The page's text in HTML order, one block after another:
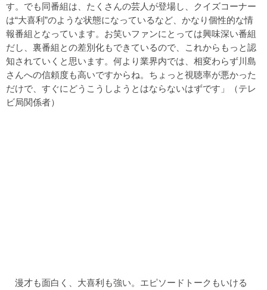
す。でも同番組は、たくさんの芸人が登場し、クイズコーナー
は“大喜利”のような状態になっているなど、かなり個性的な情
報番組となっています。お笑いファンにとっては興味深い番組
だし、裏番組との差別化もできているので、これからもっと認
知されていくと思います。何より業界内では、相変わらず川島
さんへの信頼度も高いですからね。ちょっと視聴率が悪かった
だけで、すぐにどうこうしようとはならないはずです」（テレ
ビ局関係者）
漫才も面白く、大喜利も強い。エピソードトークもいける